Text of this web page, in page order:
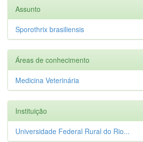
Assunto
Sporothrix brasiliensis
Áreas de conhecimento
Medicina Veterinária
Instituição
Universidade Federal Rural do Rio...